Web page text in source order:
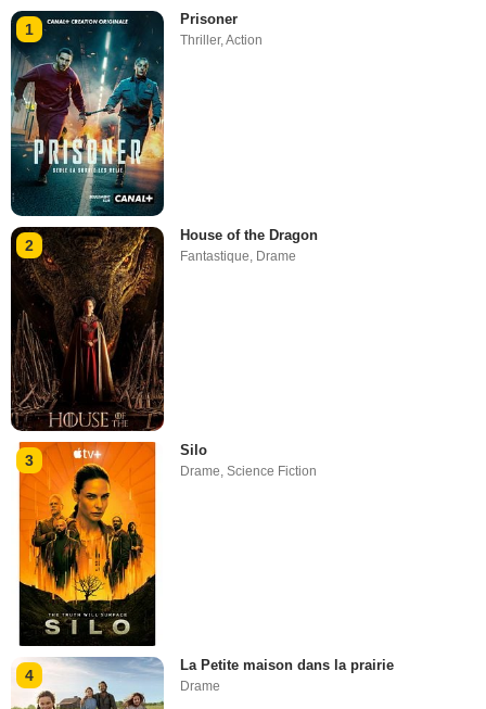
1
Prisoner
Thriller,Action
2
House of the Dragon
Fantastique Drame
3
Silo
Drame,Science Fiction
4
La Petite maison dans la prairie
Drame